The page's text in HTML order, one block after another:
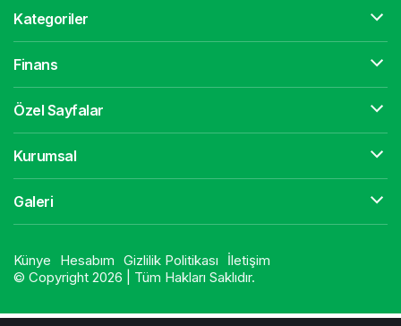
Kategoriler
Finans
Özel Sayfalar
Kurumsal
Galeri
Künye Hesabım Gizlilik Politikası
İletişim
© Copyright 2026 | Tüm Hakları Saklıdır.